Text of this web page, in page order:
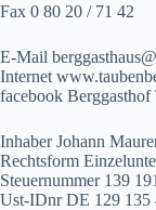
Fax 0 80 20 / 71 42
E-Mail
Internet
facebook Berggasthof
Inhaber Johann
Rechtsform
Steuernummer 139
Ust-IDnr DE 129 135